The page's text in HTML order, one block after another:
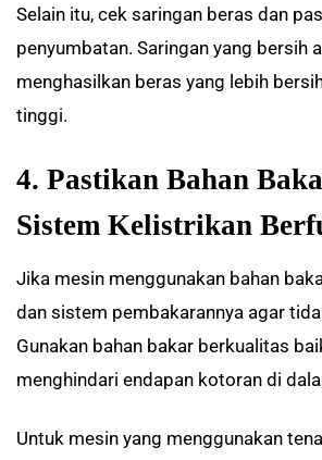
Selain itu, cek saringan beras dan
penyumbatan. Saringan yang bersih
menghasilkan beras yang lebih
tinggi.
4. Pastikan Bahan
Sistem Kelistrikan
Jika mesin menggunakan bahan
dan sistem pembakarannya agar
Gunakan bahan bakar berkualitas
menghindari endapan kotoran di
Untuk mesin yang menggunakan